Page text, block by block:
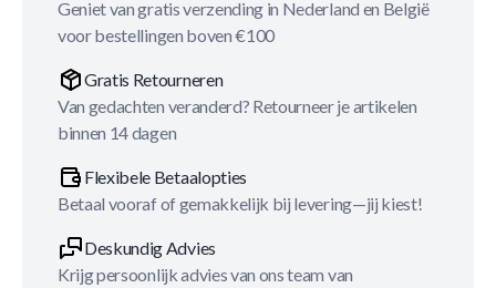
Geniet van gratis verzending in Nederland en België
voor bestellingen boven €100
Gratis Retourneren
Van gedachten veranderd? Retourneer je artikelen
binnen 14 dagen
Flexibele Betaalopties
Betaal vooraf of gemakkelijk bij levering—jij kiest!
Deskundig Advies
Krijg persoonlijk advies van ons team van